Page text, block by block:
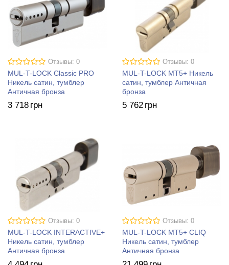
Отзывы: 0
MUL-T-LOCK Classic PRO
Никель сатин, тумблер
Античная бронза
3 718 грн
Отзывы: 0
MUL-T-LOCK MT5+ Никель
сатин, тумблер Античная
бронза
5 762 грн
Отзывы: 0
MUL-T-LOCK INTERACTIVE+
Никель сатин, тумблер
Античная бронза
Отзывы: 0
MUL-T-LOCK MT5+ CLIQ
Никель сатин, тумблер
Античная бронза